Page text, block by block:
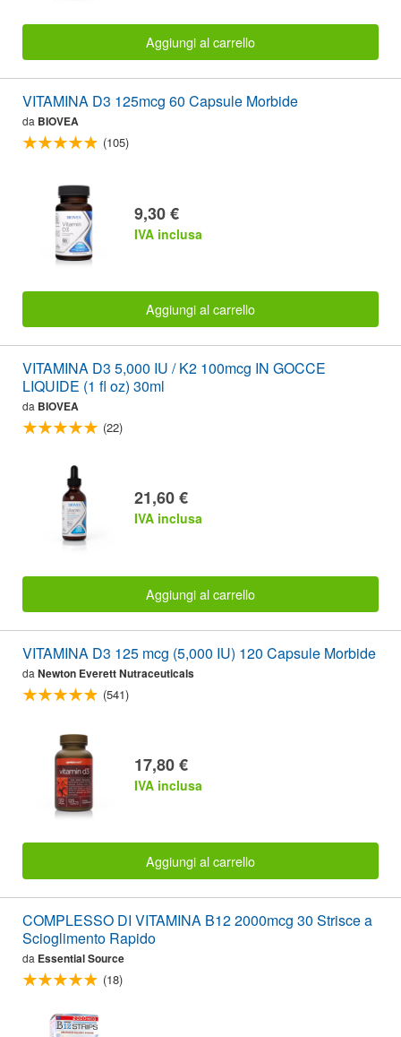
Aggiungi al carrello
VITAMINA D3 125mcg 60 Capsule Morbide
da BIOVEA
(105)
9,30 €
IVA inclusa
Aggiungi al carrello
VITAMINA D3 5,000 IU / K2 100mcg IN GOCCE
LIQUIDE (1 fl oz) 30ml
da BIOVEA
(22)
21,60 €
IVA inclusa
Aggiungi al carrello
VITAMINA D3 125 mcg (5,000 IU) 120 Capsule Morbide
da Newton Everett Nutraceuticals
(541)
17,80 €
IVA inclusa
Aggiungi al carrello
COMPLESSO DI VITAMINA B12 2000mcg 30 Strisce a
Scioglimento Rapido
da Essential Source
(18)